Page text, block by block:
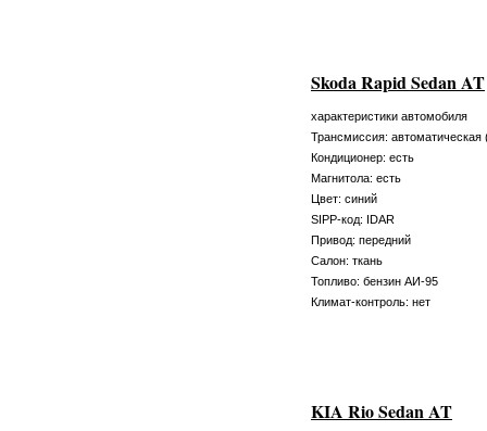
Skoda Rapid Sedan AT
характеристики автомобиля
Трансмиссия: автоматическая
Кондиционер: есть
Магнитола: есть
Цвет: синий
SIPP-код: IDAR
Привод: передний
Салон: ткань
Топливо: бензин АИ-95
Климат-контроль: нет
KIA Rio Sedan AT